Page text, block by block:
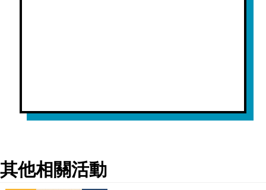
其他相關活動